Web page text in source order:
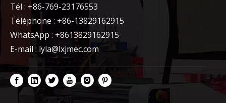
Tél : +86-769-23176553
Téléphone : +86-13829162915
WhatsApp : +8613829162915
E-mail :lyla@lxjmec.com